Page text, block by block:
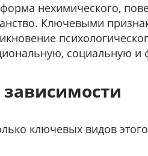
нехимического,
Ключевыми
социальную
ключевых видов